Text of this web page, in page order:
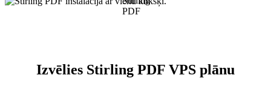
Izvēlies Stirling PDF VPS plānu